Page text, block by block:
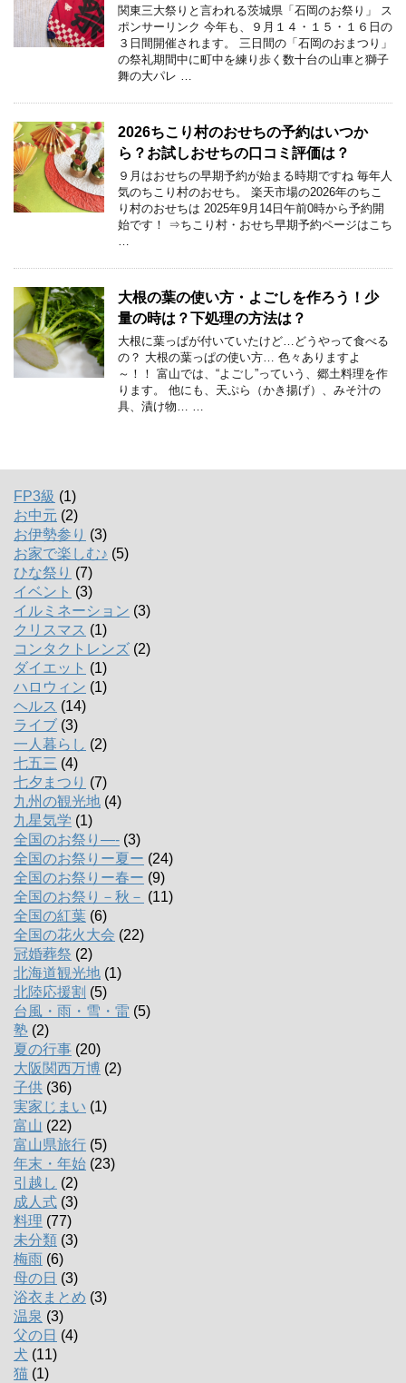
関東三大祭りと言われる茨城県「石岡のお祭り」 ス
ポンサーリンク 今年も、９月１４・１５・１６日の
３日間開催されます。 三日間の「石岡のおまつり」
の祭礼期間中に町中を練り歩く数十台の山車と獅子
舞の大パレ …
2026ちこり村のおせちの予約はいつか
ら？お試しおせちの口コミ評価は？
９月はおせちの早期予約が始まる時期ですね 毎年人
気のちこり村のおせち。 楽天市場の2026年のちこ
り村のおせちは 2025年9月14日午前0時から予約開
始です！ ⇒ちこり村・おせち早期予約ページはこち
…
大根の葉の使い方・よごしを作ろう！少
量の時は？下処理の方法は？
大根に葉っぱが付いていたけど…どうやって食べる
の？ 大根の葉っぱの使い方… 色々ありますよ
～！！ 富山では、“よごし”っていう、郷土料理を作
ります。 他にも、天ぷら（かき揚げ）、みそ汁の
具、漬け物… …
FP3級 (1)
お中元 (2)
お伊勢参り (3)
お家で楽しむ♪ (5)
ひな祭り (7)
イベント (3)
イルミネーション (3)
クリスマス (1)
コンタクトレンズ (2)
ダイエット (1)
ハロウィン (1)
ヘルス (14)
ライブ (3)
一人暮らし (2)
七五三 (4)
七夕まつり (7)
九州の観光地 (4)
九星気学 (1)
全国のお祭り―- (3)
全国のお祭りー夏ー (24)
全国のお祭りー春ー (9)
全国のお祭り－秋－ (11)
全国の紅葉 (6)
全国の花火大会 (22)
冠婚葬祭 (2)
北海道観光地 (1)
北陸応援割 (5)
台風・雨・雪・雷 (5)
塾 (2)
夏の行事 (20)
大阪関西万博 (2)
子供 (36)
実家じまい (1)
富山 (22)
富山県旅行 (5)
年末・年始 (23)
引越し (2)
成人式 (3)
料理 (77)
未分類 (3)
梅雨 (6)
母の日 (3)
浴衣まとめ (3)
温泉 (3)
父の日 (4)
犬 (11)
猫 (1)